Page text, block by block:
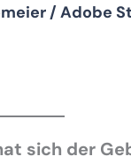
/ Adobe
sich der